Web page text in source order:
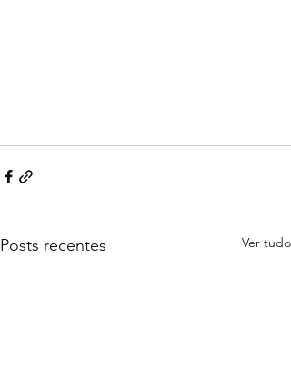
Posts recentes Ver tudo